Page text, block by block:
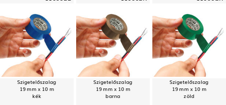
Szigetelőszalag
19 mm x 10 m
kék
Szigetelőszalag
19 mm x 10 m
barna
Szigetelőszalag
19 mm x 10 m
zöld